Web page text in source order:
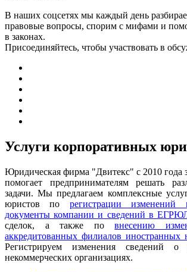
В наших соцсетях мы каждый день
правовые вопросы, спорим с мифами и
в законах.
Присоединяйтесь, чтобы участвовать в
Услуги корпоративных
Юридическая фирма "Двитекс" с 2010 года
помогает предпринимателям решать
задачи. Мы предлагаем комплексные
юристов по регистрации изменений
документы компании и сведений в
сделок, а также повнесению
аккредитованных филиалов иностранных
Регистрируем изменения сведений о
некоммерческих организациях.